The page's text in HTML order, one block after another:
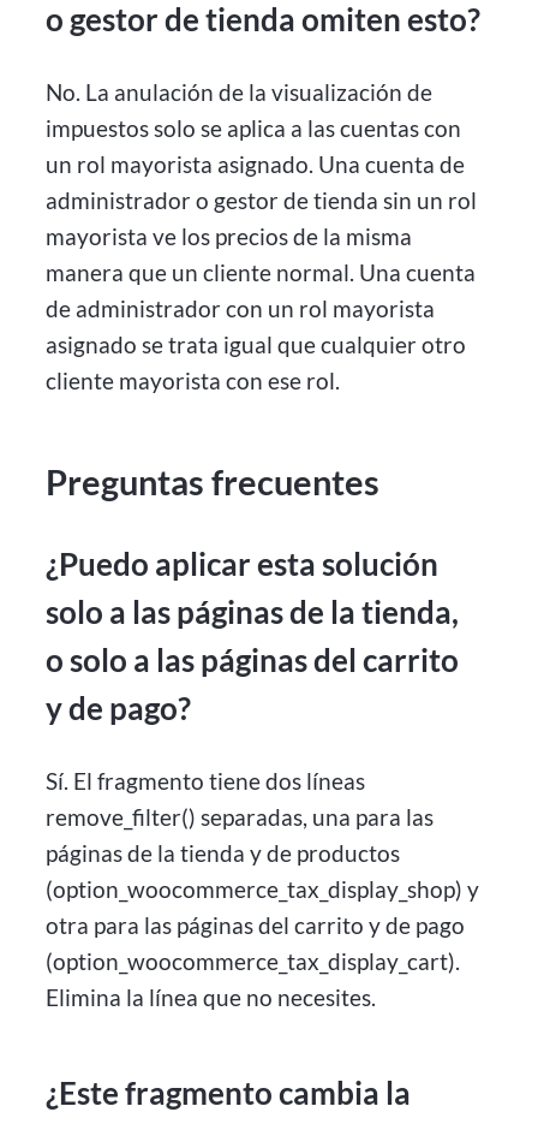
o gestor de tienda omiten esto?
No. La anulación de la visualización de
impuestos solo se aplica a las cuentas con
un rol mayorista asignado. Una cuenta de
administrador o gestor de tienda sin un rol
mayorista ve los precios de la misma
manera que un cliente normal. Una cuenta
de administrador con un rol mayorista
asignado se trata igual que cualquier otro
cliente mayorista con ese rol.
Preguntas frecuentes
¿Puedo aplicar esta solución
solo a las páginas de la tienda,
o solo a las páginas del carrito
y de pago?
Sí. El fragmento tiene dos líneas
remove_filter() separadas, una para las
páginas de la tienda y de productos
(option_woocommerce_tax_display_shop) y
otra para las páginas del carrito y de pago
(option_woocommerce_tax_display_cart).
Elimina la línea que no necesites.
¿Este fragmento cambia la